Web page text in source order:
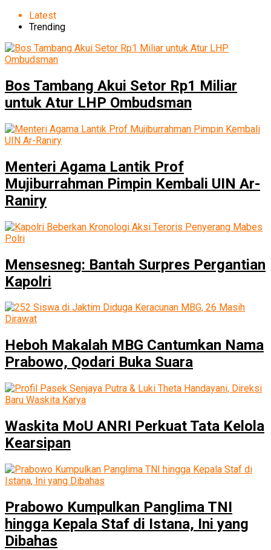
Latest
Trending
Bos Tambang Akui Setor Rp1 Miliar
untuk Atur LHP Ombudsman
Menteri Agama Lantik Prof
Mujiburrahman Pimpin Kembali UIN Ar-
Raniry
Mensesneg: Bantah Surpres Pergantian
Kapolri
Heboh Makalah MBG Cantumkan Nama
Prabowo, Qodari Buka Suara
Waskita MoU ANRI Perkuat Tata Kelola
Kearsipan
Prabowo Kumpulkan Panglima TNI
hingga Kepala Staf di Istana, Ini yang
Dibahas